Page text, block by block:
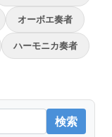
オーボエ奏者
ハーモニカ奏者